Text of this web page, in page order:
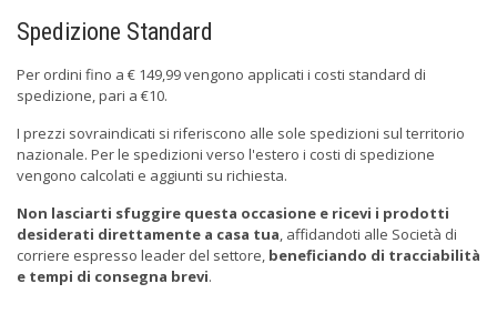
Spedizione Standard
Per ordini fino a € 149,99 vengono applicati i costi standard di
spedizione, pari a €10.
I prezzi sovraindicati si riferiscono alle sole spedizioni sul territorio
nazionale. Per le spedizioni verso l'estero i costi di spedizione
vengono calcolati e aggiunti su richiesta.
Non lasciarti sfuggire questa occasione e ricevi i prodotti
desiderati direttamente a casa tua, affidandoti alle Società di
corriere espresso leader del settore, beneficiando di tracciabilità
e tempi di consegna brevi.